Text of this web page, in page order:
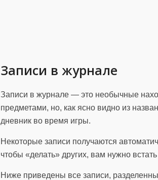
Записи в журнале
Записи в журнале — это необычные
предметами, но, как ясно видно из
дневник во время игры.
Некоторые записи получаются
чтобы «делать» других, вам нужно
Ниже приведены все записи,